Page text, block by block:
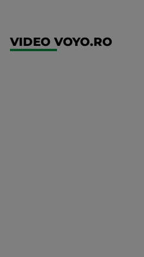
VIDEO VOYO.RO